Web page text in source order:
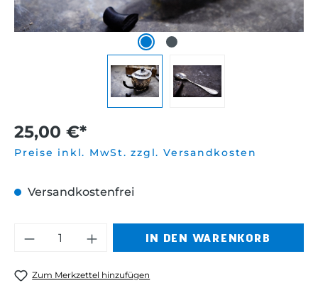
25,00 €*
Preise inkl. MwSt. zzgl. Versandkosten
Versandkostenfrei
Produkt Anzahl: Gib den
IN DEN WARENKORB
Zum Merkzettel hinzufügen